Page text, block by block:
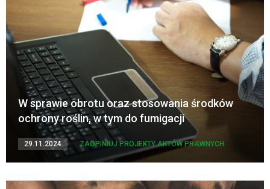
W sprawie obrotu oraz stosowania środków
ochrony roślin, w tym do fumigacji
29.11.2024 ZAOPINIUJ PROJEKTY AKTÓW PRAWNYCH